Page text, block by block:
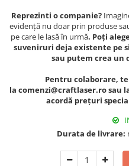
Timisoara
Palate si Curti Domnesti
Curtea Domneasca, Targoviste
Palatul Alexandru Ioan Cuza,
Ruginoasa
Palatul Culturii Iasi
Colectia Vintage
Reprezinti o companie?
evidență nu doar prin produse
pe care le lasă în urmă. Poți
suveniruri deja existente pe
sau putem crea un
Pentru colaborare,
la comenzi@craftlaser.ro sau
acordă prețuri
Durata de livrare: